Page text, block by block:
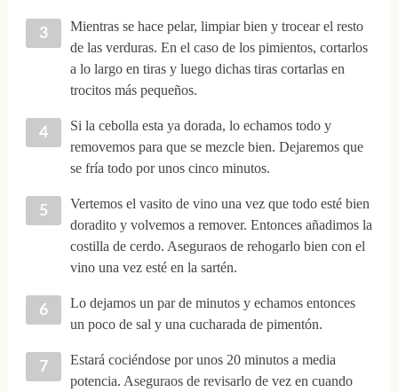
Mientras se hace pelar, limpiar bien y trocear el resto
de las verduras. En el caso de los pimientos, cortarlos
a lo largo en tiras y luego dichas tiras cortarlas en
trocitos más pequeños.
Si la cebolla esta ya dorada, lo echamos todo y
removemos para que se mezcle bien. Dejaremos que
se fría todo por unos cinco minutos.
Vertemos el vasito de vino una vez que todo esté bien
doradito y volvemos a remover. Entonces añadimos la
costilla de cerdo. Aseguraos de rehogarlo bien con el
vino una vez esté en la sartén.
Lo dejamos un par de minutos y echamos entonces
un poco de sal y una cucharada de pimentón.
Estará cociéndose por unos 20 minutos a media
potencia. Aseguraos de revisarlo de vez en cuando